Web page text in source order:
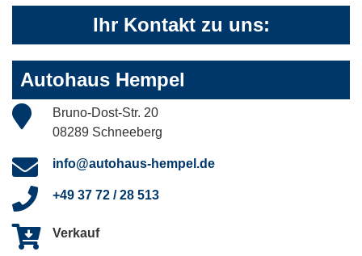
Ihr Kontakt zu uns:
Autohaus Hempel
Bruno-Dost-Str. 20
08289 Schneeberg
info@autohaus-hempel.de
+49 37 72 / 28 513
Verkauf